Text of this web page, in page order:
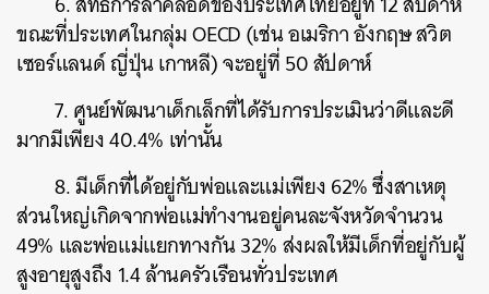
ขณะที่ประเทศในกลุ่ม OECD (เช่น อเมริกา อังกฤษ สวิต
เซอร์แลนด์ ญี่ปุ่น เกาหลี) จะอยู่ที่ 50 สัปดาห์
7. ศูนย์พัฒนาเด็กเล็กที่ได้รับการประเมินว่าดีและดี
มากมีเพียง 40.4% เท่านั้น
8. มีเด็กที่ได้อยู่กับพ่อและแม่เพียง 62% ซึ่งสาเหตุ
ส่วนใหญ่เกิดจากพ่อแม่ทำงานอยู่คนละจังหวัดจำนวน
49% และพ่อแม่แยกทางกัน 32% ส่งผลให้มีเด็กที่อยู่กับผู้
สูงอายุสูงถึง 1.4 ล้านครัวเรือนทั่วประเทศ